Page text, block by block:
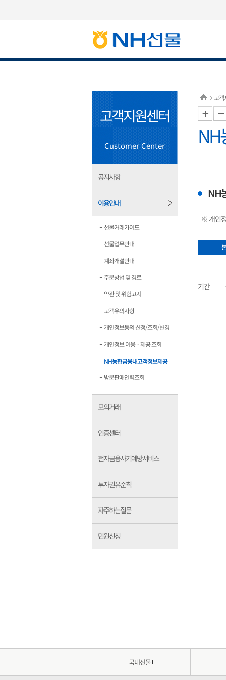
고객지원센터
Customer Center
공지사항
이용안내
선물거래가이드
선물업무안내
계좌개설안내
주문방법 및 경로
약관 및 위험고지
고객유의사항
개인정보동의 신청/조회/변경
개인정보 이용ㆍ제공 조회
NH농협금융내고객정보제공
방문판매인력조회
모의거래
인증센터
전자금융사기예방서비스
투자권유준칙
자주하는질문
민원신청
고객
NH
NH
※ 개인
기간
국내선물